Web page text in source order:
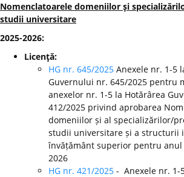
Nomenclatoarele domeniilor şi
studii universitare
2025-2026:
Licenţă:
HG nr. 645/2025 Anexele nr. 1-5
Guvernului nr. 645/2025 pentru
anexelor nr. 1-5 la Hotărârea
412/2025 privind aprobarea
domeniilor și al specializărilor/
studii universitare și a structurii
învățământ superior pentru anul
2026
HG nr. 421/2025 - Anexele nr. 1-